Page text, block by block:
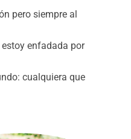
pero siempre al
enfadada por
cualquiera que